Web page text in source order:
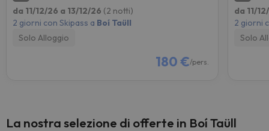
da 11/12/26 a 13/12/26 (2 notti)
2 giorni con Skipass a Boí Taüll
Solo Alloggio
180 €/pers.
da 11/
2 giorni
Solo
La nostra selezione di offerte in Boí Taüll